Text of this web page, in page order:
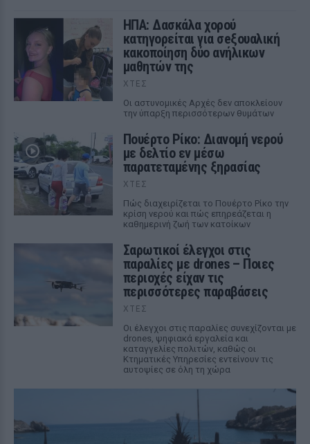
ΗΠΑ: Δασκάλα χορού
κατηγορείται για σeξουαλική
κακοποίηση δύο ανήλικων
μαθητών της
ΧΤΕΣ
Οι αστυνομικές Αρχές δεν αποκλείουν
την ύπαρξη περισσότερων θυμάτων
Πουέρτο Ρίκο: Διανομή νερού
με δελτίο εν μέσω
παρατεταμένης ξηρασίας
ΧΤΕΣ
Πώς διαχειρίζεται το Πουέρτο Ρίκο την
κρίση νερού και πώς επηρεάζεται η
καθημερινή ζωή των κατοίκων
Σαρωτικοί έλεγχοι στις
παραλίες με drones – Ποιες
περιοχές είχαν τις
περισσότερες παραβάσεις
ΧΤΕΣ
Οι έλεγχοι στις παραλίες συνεχίζονται με
drones, ψηφιακά εργαλεία και
καταγγελίες πολιτών, καθώς οι
Κτηματικές Υπηρεσίες εντείνουν τις
αυτοψίες σε όλη τη χώρα